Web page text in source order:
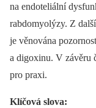
na endoteliální
rabdomyolýzy. Z
je věnována
a digoxinu. V závěru
pro praxi.
Klíčová slova: